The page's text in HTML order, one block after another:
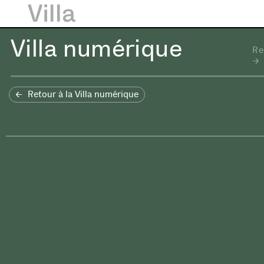
Villa numérique
Retour à la Villa numérique